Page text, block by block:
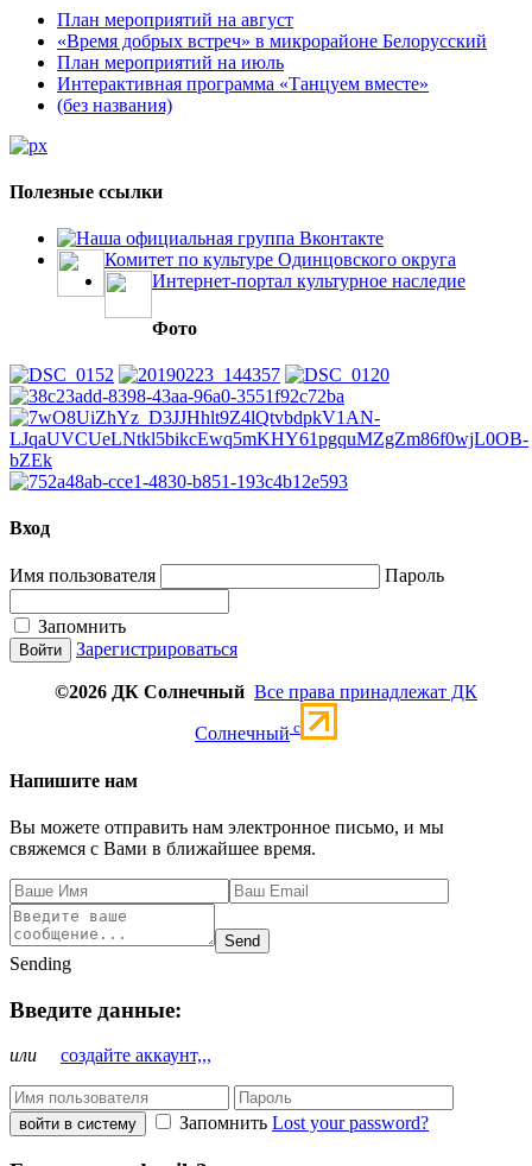
План мероприятий на август
«Время добрых встреч» в микрорайоне Белорусский
План мероприятий на июль
Интерактивная программа «Танцуем вместе»
(без названия)
Полезные ссылки
Наша официальная группа Вконтакте
Комитет по культуре Одинцовского округа
Интернет-портал культурное наследие
Фото
Вход
Имя пользователя Пароль
Запомнить
Зарегистрироваться
©2026 ДК Солнечный Все права принадлежат ДК
Солнечный c
Напишите нам
Вы можете отправить нам электронное письмо, и мы
свяжемся с Вами в ближайшее время.
Send
Sending
Введите данные:
или создайте аккаунт,,,
войти в систему Запомнить Lost your password?